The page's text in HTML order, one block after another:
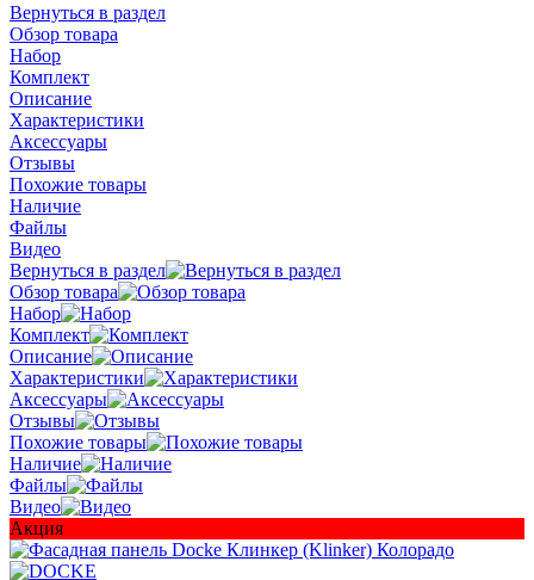
Вернуться в раздел
Обзор товара
Набор
Комплект
Описание
Характеристики
Аксессуары
Отзывы
Похожие товары
Наличие
Файлы
Видео
Вернуться в раздел
Обзор товара
Набор
Комплект
Описание
Характеристики
Аксессуары
Отзывы
Похожие товары
Наличие
Файлы
Видео
Акция